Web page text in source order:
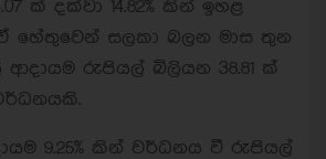
ක් දක්වා 14.82% කින් ඉහළ
හේතුවෙන් සලකා බලන මාස තුන
රුපියල් බිලියන 38.81 ක්
9.25% කින් වර්ධනය වී රුපියල්